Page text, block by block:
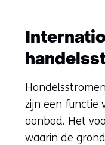
zijn een functie
aanbod. Het
waarin de